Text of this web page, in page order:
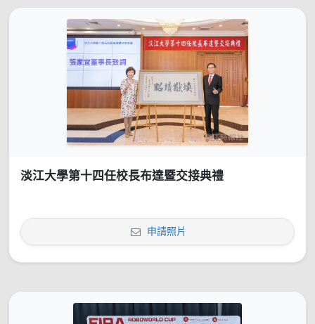
淡江大學第十四任校長布達暨交接典禮
申請照片